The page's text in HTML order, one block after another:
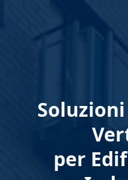
per